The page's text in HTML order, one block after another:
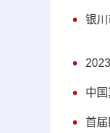
银
中
首